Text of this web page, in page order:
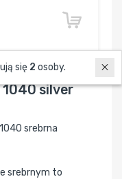
1040 silver
srebrna
srebrnym to
się 2 osoby.